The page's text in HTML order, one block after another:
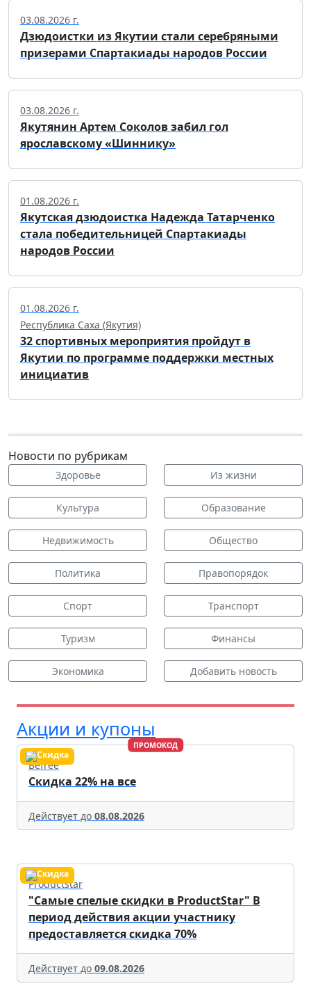
03.08.2026 г.
Дзюдоистки из Якутии стали серебряными
призерами Спартакиады народов России
03.08.2026 г.
Якутянин Артем Соколов забил гол
ярославскому «Шиннику»
01.08.2026 г.
Якутская дзюдоистка Надежда Татарченко
стала победительницей Спартакиады
народов России
01.08.2026 г.
Республика Саха (Якутия)
32 спортивных мероприятия пройдут в
Якутии по программе поддержки местных
инициатив
Новости по рубрикам
Здоровье Из жизни
Культура Образование
Недвижимость Общество
Политика Правопорядок
Спорт Транспорт
Туризм Финансы
Экономика Добавить новость
Акции и купоны
ПРОМОКОД
Befree
Скидка 22% на все
Действует до 08.08.2026
Productstar
"Самые спелые скидки в ProductStar" В
период действия акции участнику
предоставляется скидка 70%
Действует до 09.08.2026